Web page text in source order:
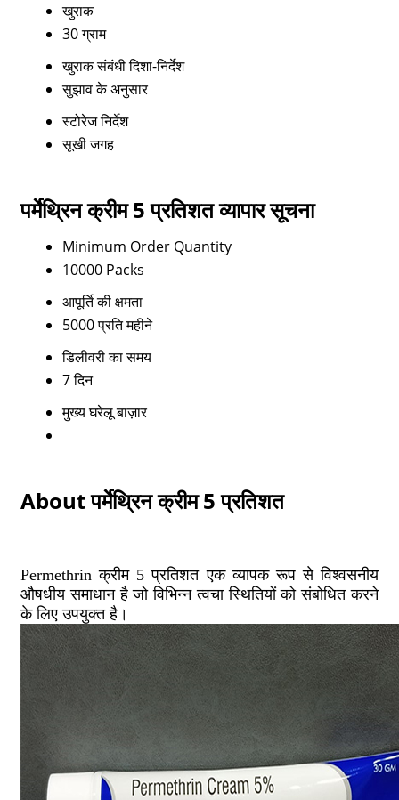
खुराक
30 ग्राम
खुराक संबंधी दिशा-निर्देश
सुझाव के अनुसार
स्टोरेज निर्देश
सूखी जगह
पर्मेथ्रिन क्रीम 5 प्रतिशत व्यापार सूचना
Minimum Order Quantity
10000 Packs
आपूर्ति की क्षमता
5000 प्रति महीने
डिलीवरी का समय
7 दिन
मुख्य घरेलू बाज़ार
About पर्मेथ्रिन क्रीम 5 प्रतिशत
Permethrin क्रीम 5 प्रतिशत एक व्यापक रूप से विश्वसनीय
औषधीय समाधान है जो विभिन्न त्वचा स्थितियों को संबोधित करने
के लिए उपयुक्त है।